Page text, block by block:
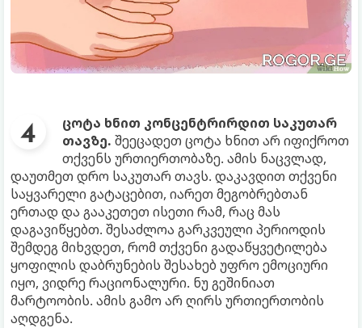
ცოტა ხნით კონცენტრირდით საკუთარ
თავზე. შეეცადეთ ცოტა ხნით არ იფიქროთ
თქვენს ურთიერთობაზე. ამის ნაცვლად,
დაუთმეთ დრო საკუთარ თავს. დაკავდით თქვენი
საყვარელი გატაცებით, იარეთ მეგობრებთან
ერთად და გააკეთეთ ისეთი რამ, რაც მას
დაგავიწყებთ. შესაძლოა გარკვეული პერიოდის
შემდეგ მიხვდეთ, რომ თქვენი გადაწყვეტილება
ყოფილის დაბრუნების შესახებ უფრო ემოციური
იყო, ვიდრე რაციონალური. ნუ გეშინიათ
მარტოობის. ამის გამო არ ღირს ურთიერთობის
აღდგენა.